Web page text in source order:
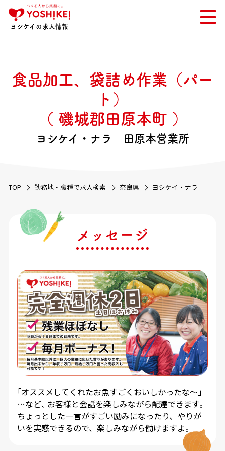
ヨシケイの求人情報
食品加工、袋詰め作業（パー
ト）
（ 磯城郡田原本町 ）
ヨシケイ・ナラ 田原本営業所
TOP 勤務地・職種で求人検索 奈良県 ヨシケイ・ナラ
メッセージ
｢オススメしてくれたお魚すごくおいしかったな～｣
…など､ お客様と会話を楽しみながら配達できます｡
ちょっとした一言がすごい励みになったり、やりが
いを実感できるので、楽しみながら働けますよ。